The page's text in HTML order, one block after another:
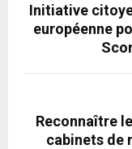
Initiative
européenne
Reconnaître
cabinets de